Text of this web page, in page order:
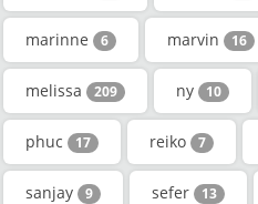
marinne 6 marvin 16
melissa 209 ny 10
phuc 17 reiko 7
sanjay 9 sefer 13